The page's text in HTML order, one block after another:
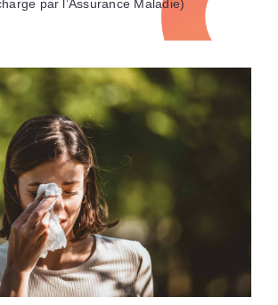
par l’Assurance Maladie)